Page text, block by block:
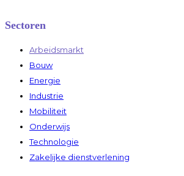
Sectoren
Arbeidsmarkt
Bouw
Energie
Industrie
Mobiliteit
Onderwijs
Technologie
Zakelijke dienstverlening